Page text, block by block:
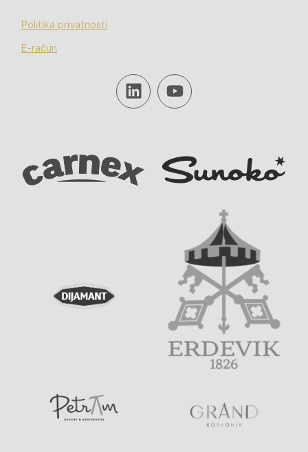
Politika privatnosti
E-račun